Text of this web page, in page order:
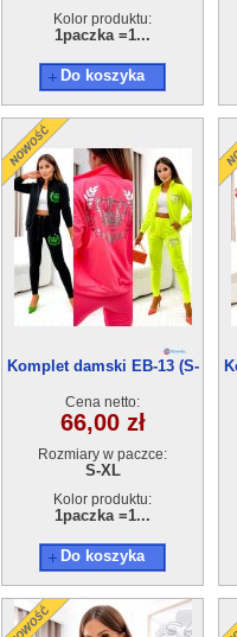
Kolor produktu:
1paczka =1...
Do koszyka
Komplet damski EB-13 (S-
Cena netto:
66,00 zł
Rozmiary w paczce:
S-XL
Kolor produktu:
1paczka =1...
Do koszyka